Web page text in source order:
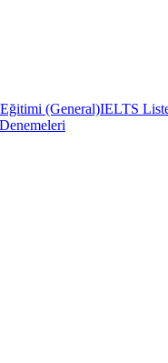
(General)IELTS